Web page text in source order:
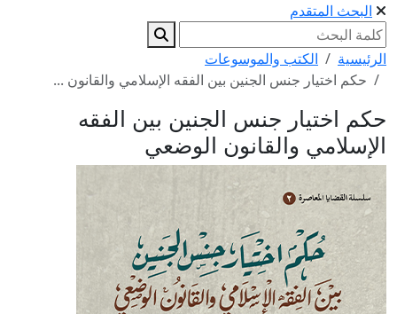
البحث المتقدم
الرئيسية
الكتب والموسوعات
حكم اختيار جنس الجنين بين الفقه الإسلامي والقانون ...
حكم اختيار جنس الجنين بين الفقه
الإسلامي والقانون الوضعي